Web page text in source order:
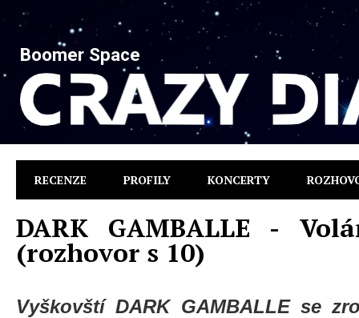
Boomer Space
RECENZE PROFILY KONCERTY
DARK GAMBALLE -
(rozhovor s 10)
Vyškovští DARK GAMBALLE se